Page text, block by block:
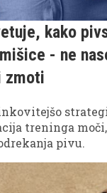
kako
- ne
zmoti
treninga
pivu.